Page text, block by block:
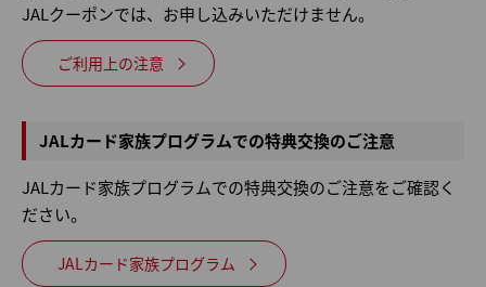
JALクーポンでは、お申し込みいただけません。
ご利用上の注意
JALカード家族プログラムでの特典交換のご注意
JALカード家族プログラムでの特典交換のご注意をご確認く
ださい。
JALカード家族プログラム